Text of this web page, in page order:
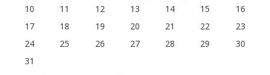
10
11 12 13 14 15
16
17
18 19 20 21 22
23
24
25 26 27 28 29
30
31